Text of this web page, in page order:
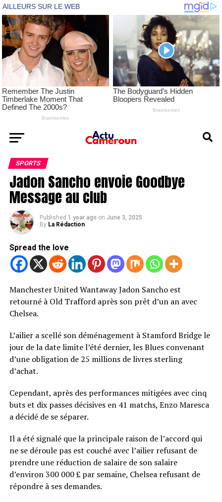
SPORTS
Jadon Sancho envoie Goodbye
Message au club
Published 1 year ago on June 3, 2025
By La Rédaction
Spread the love
Manchester United Wantaway Jadon Sancho est
retourné à Old Trafford après son prêt d’un an avec
Chelsea.
L’ailier a scellé son déménagement à Stamford Bridge le
jour de la date limite l’été dernier, les Blues convenant
d’une obligation de 25 millions de livres sterling
d’achat.
Cependant, après des performances mitigées avec cinq
buts et dix passes décisives en 41 matchs, Enzo Maresca
a décidé de se séparer.
Il a été signalé que la principale raison de l’accord qui
ne se déroule pas est couché avec l’ailier refusant de
prendre une réduction de salaire de son salaire
d’environ 300 000 £ par semaine, Chelsea refusant de
répondre à ses demandes.